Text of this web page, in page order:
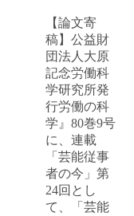
【論文寄
稿】公益財
団法人大原
記念労働科
学研究所発
行労働の科
学』80巻9号
に、連載
「芸能従事
者の今」第
24回とし
て、「芸能